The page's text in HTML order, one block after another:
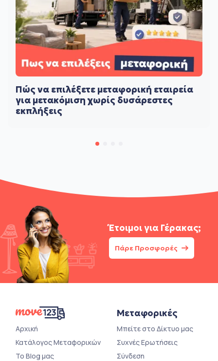
Πώς να επιλέξετε μεταφορική εταιρεία
για μετακόμιση χωρίς δυσάρεστες
εκπλήξεις
Έτοιμοι για Γέρακας;
Πάρε Προσφορές
Αρχική
Κατάλογος Μεταφορικών
Το Blog μας
Μεταφορικές
Μπείτε στο Δίκτυο μας
Συχνές Ερωτήσεις
Σύνδεση